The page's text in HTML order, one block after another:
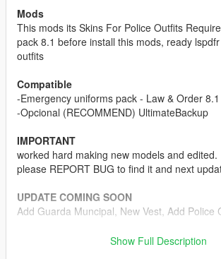
Mods
This mods its Skins For Police Outfits
pack 8.1 before install this mods, ready
outfits
Compatible
-Emergency uniforms pack - Law & Order 8.1
-Opcional (RECOMMEND) UltimateBackup
IMPORTANT
worked hard making new models and edited.
please REPORT BUG to find it and next
UPDATE COMING SOON
Add Guarda Muncipal, New Vest, Add Police
Show Full Description